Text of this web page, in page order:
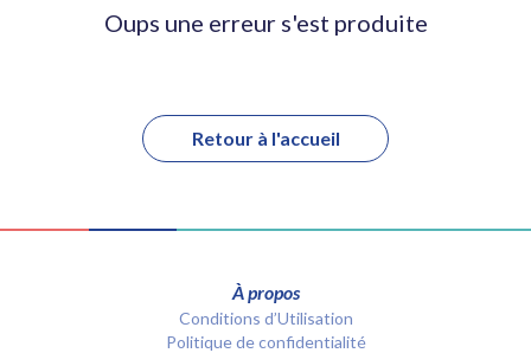
Oups une erreur s'est produite
Retour à l'accueil
À propos
Conditions d’Utilisation
Politique de confidentialité